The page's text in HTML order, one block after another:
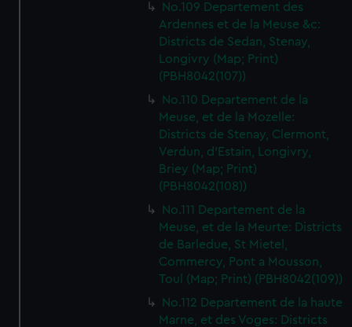
No.109 Departement des
Ardennes et de la Meuse &c:
Districts de Sedan, Stenay,
Longivry (Map; Print)
(PBH8042(107))
No.110 Departement de la
Meuse, et de la Mozelle:
Districts de Stenay, Clermont,
Verdun, d'Estain, Longivry,
Briey (Map; Print)
(PBH8042(108))
No.111 Departement de la
Meuse, et de la Meurte: Districts
de Barledue, St Mietel,
Commercy, Pont a Mousson,
Toul (Map; Print) (PBH8042(109))
No.112 Departement de la haute
Marne, et des Voges: Districts